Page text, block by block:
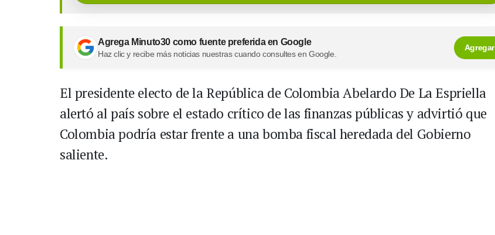
Agrega Minuto30 como fuente preferida en Google
Haz clic y recibe más noticias nuestras cuando consultes en Google.
Agregar
El presidente electo de la República de Colombia Abelardo De La Espriella
alertó al país sobre el estado crítico de las finanzas públicas y advirtió que
Colombia podría estar frente a una bomba fiscal heredada del Gobierno
saliente.